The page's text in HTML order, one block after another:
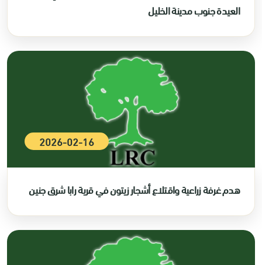
العيدة جنوب مدينة الخليل
2026-02-16
هدم غرفة زراعية واقتلاع أشجار زيتون في قرية رابا شرق جنين